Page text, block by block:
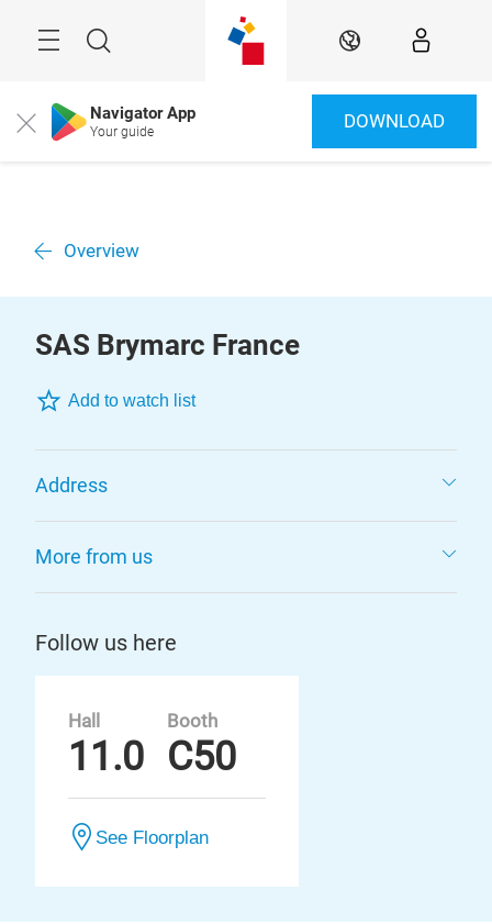
Suche DE
Close Navigator App
Your guide DOWNLOAD
Overview
SAS Brymarc France
Add to watch list
Address
More from us
Follow us here
Hall
11.0
Booth
C50
See Floorplan